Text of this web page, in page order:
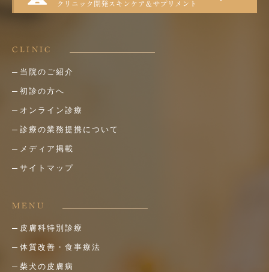
CLINIC
当院のご紹介
初診の方へ
オンライン診療
診療の業務提携について
メディア掲載
サイトマップ
MENU
皮膚科特別診療
体質改善・食事療法
柴犬の皮膚病